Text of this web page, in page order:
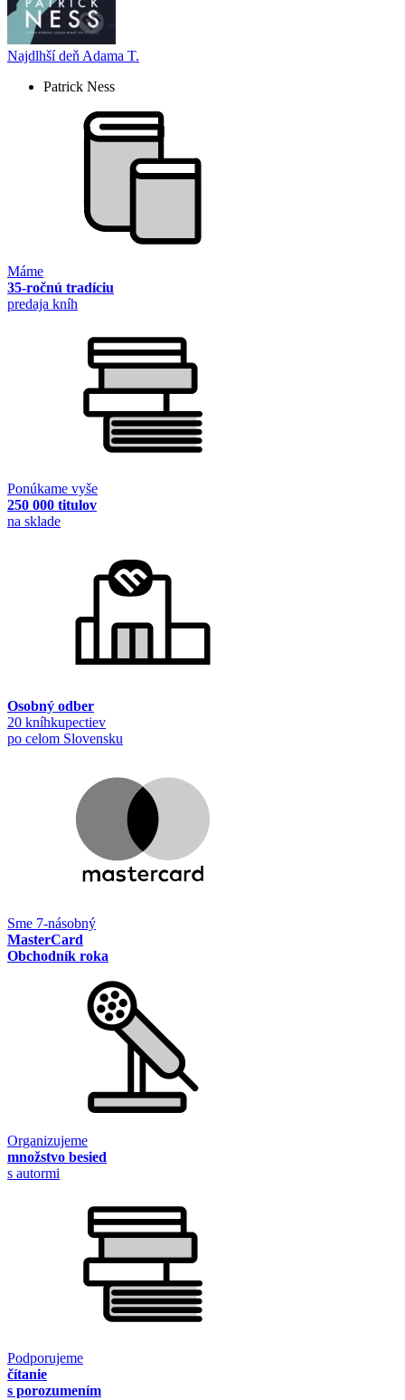
Najdlhší deň Adama T.
Patrick Ness
Máme
35-ročnú tradíciu
predaja kníh
Ponúkame vyše
250 000 titulov
na sklade
Osobný odber
20 kníhkupectiev
po celom Slovensku
Sme 7-násobný
MasterCard
Obchodník roka
Organizujeme
množstvo besied
s autormi
Podporujeme
čítanie
s porozumením